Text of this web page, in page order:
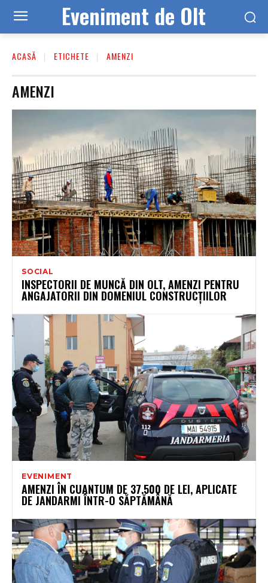
Eveniment de Olt
ACASĂ ETICHETE AMENZI
AMENZI
SOCIAL
INSPECTORII DE MUNCĂ DIN OLT, AMENZI PENTRU
ANGAJATORII DIN DOMENIUL CONSTRUCȚIILOR
EVENIMENT
AMENZI ÎN CUANTUM DE 37.500 DE LEI, APLICATE
DE JANDARMI ÎNTR-O SĂPTĂMÂNĂ